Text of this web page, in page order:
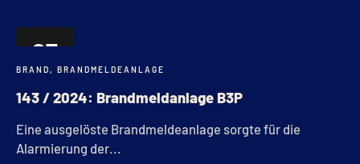
27
NOV.
BRAND, BRANDMELDEANLAGE
143 / 2024: Brandmeldanlage B3P
Eine ausgelöste Brandmeldeanlage sorgte für die
Alarmierung der...